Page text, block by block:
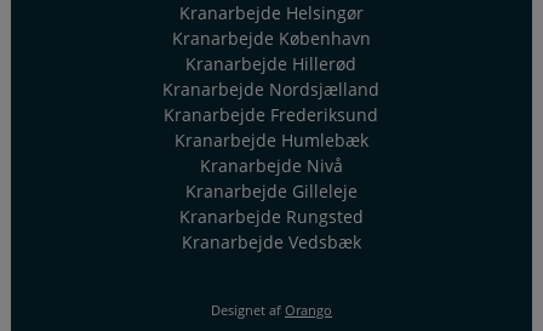
Kranarbejde Helsingør
Kranarbejde København
Kranarbejde Hillerød
Kranarbejde Nordsjælland
Kranarbejde Frederiksund
Kranarbejde Humlebæk
Kranarbejde Nivå
Kranarbejde Gilleleje
Kranarbejde Rungsted
Kranarbejde Vedsbæk
Designet af Orango